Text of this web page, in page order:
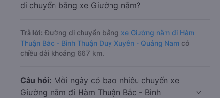
di chuyển bằng xe Giường nằm?
Trả lời: Đường di chuyển bằng xe Giường nằm đi Hàm
Thuận Bắc - Bình Thuận Duy Xuyên - Quảng Nam có
chiều dài khoảng 667 km.
Câu hỏi: Mỗi ngày có bao nhiêu chuyến xe
Giường nằm đi Hàm Thuận Bắc - Bình